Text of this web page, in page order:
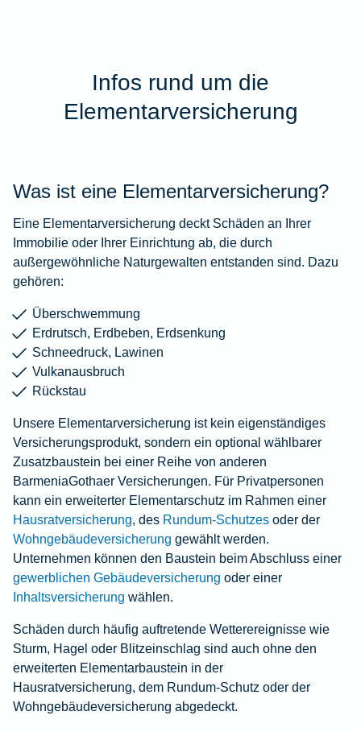
Infos rund um die
Elementarversicherung
Was ist eine Elementarversicherung?
Eine Elementarversicherung deckt Schäden an Ihrer
Immobilie oder Ihrer Einrichtung ab, die durch
außergewöhnliche Naturgewalten entstanden sind. Dazu
gehören:
Überschwemmung
Erdrutsch, Erdbeben, Erdsenkung
Schneedruck, Lawinen
Vulkanausbruch
Rückstau
Unsere Elementarversicherung ist kein eigenständiges
Versicherungsprodukt, sondern ein optional wählbarer
Zusatzbaustein bei einer Reihe von anderen
BarmeniaGothaer Versicherungen. Für Privatpersonen
kann ein erweiterter Elementarschutz im Rahmen einer
Hausratversicherung, des Rundum-Schutzes oder der
Wohngebäudeversicherung gewählt werden.
Unternehmen können den Baustein beim Abschluss einer
gewerblichen Gebäudeversicherung oder einer
Inhaltsversicherung wählen.
Schäden durch häufig auftretende Wetterereignisse wie
Sturm, Hagel oder Blitzeinschlag sind auch ohne den
erweiterten Elementarbaustein in der
Hausratversicherung, dem Rundum-Schutz oder der
Wohngebäudeversicherung abgedeckt.